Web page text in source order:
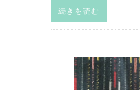
続きを読む